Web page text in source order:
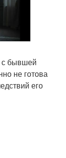
с бывшей
не готова
его